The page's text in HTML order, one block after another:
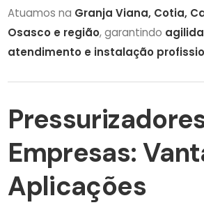
Atuamos na Granja Viana, Cotia,
Osasco e região, garantindo
atendimento e instalação
Empresas:
Aplicações